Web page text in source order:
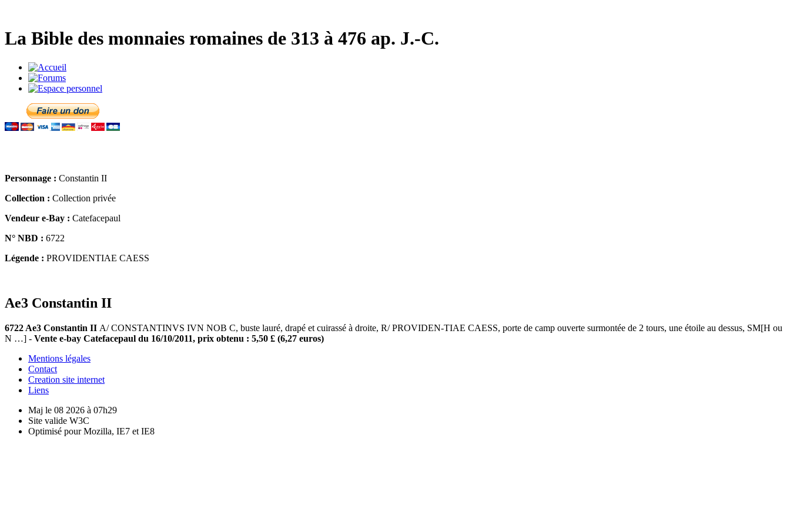
La Bible des monnaies romaines de 313 à 476 ap. J.-C.
Personnage : Constantin II
Collection : Collection privée
Vendeur e-Bay : Catefacepaul
N° NBD : 6722
Légende : PROVIDENTIAE CAESS
Ae3 Constantin II
6722 Ae3 Constantin II A/ CONSTANTINVS IVN NOB C, buste lauré, drapé et cuirassé à droite, R/ PROVIDEN-TIAE CAESS, porte de camp ouverte surmontée de 2 tours, une étoile au dessus, SM[H ou
N …] - Vente e-bay Catefacepaul du 16/10/2011, prix obtenu : 5,50 £ (6,27 euros)
Mentions légales
Contact
Creation site internet
Liens
Maj le 08 2026 à 07h29
Site valide W3C
Optimisé pour Mozilla, IE7 et IE8